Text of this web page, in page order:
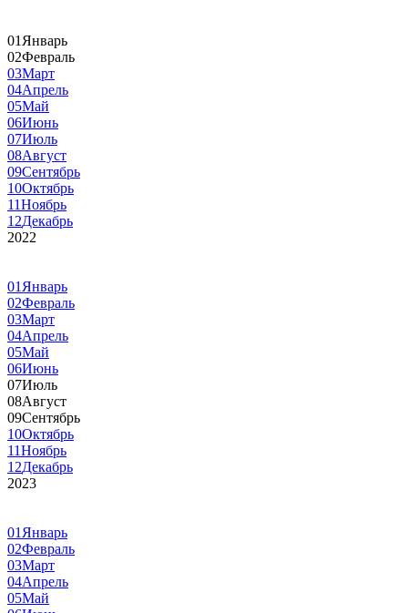
01 Январь
02Февраль
03Март
04Апрель
05Май
06Июнь
07Июль
08Август
09Сентябрь
10Октябрь
11Ноябрь
12Декабрь
2022
01 Январь
02Февраль
03Март
04Апрель
05Май
06Июнь
07Июль
08Август
09Сентябрь
10Октябрь
11Ноябрь
12Декабрь
2023
01 Январь
02Февраль
03Март
04Апрель
05Май